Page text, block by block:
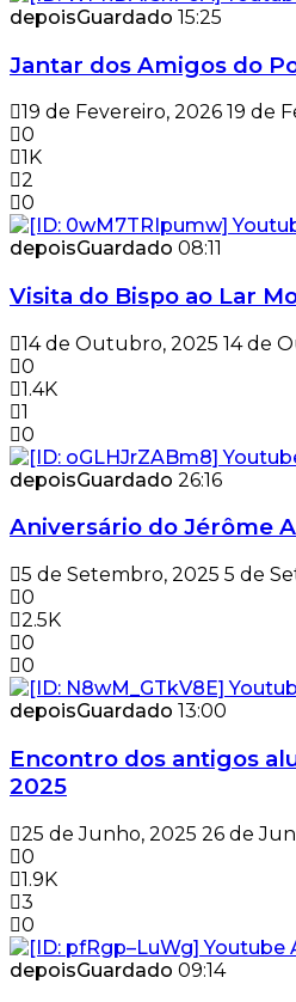
depoisGuardado 15:25
Jantar dos Amigos do
19 de Fevereiro, 2026 19 de
0
1K
2
0
depoisGuardado 08:11
Visita do Bispo ao Lar
14 de Outubro, 2025 14 de
0
1.4K
1
0
depoisGuardado 26:16
Aniversário do Jérôme
5 de Setembro, 2025 5 de
0
2.5K
0
0
depoisGuardado 13:00
Encontro dos antigos
2025
25 de Junho, 2025 26 de
0
1.9K
3
0
depoisGuardado 09:14